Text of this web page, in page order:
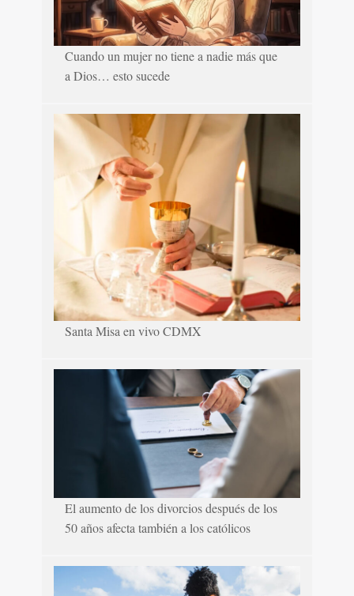
Cuando un mujer no tiene a nadie más que
a Dios… esto sucede
Santa Misa en vivo CDMX
El aumento de los divorcios después de los
50 años afecta también a los católicos